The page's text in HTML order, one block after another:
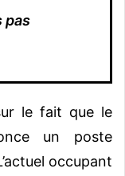
pas
le fait que le
un poste
occupant